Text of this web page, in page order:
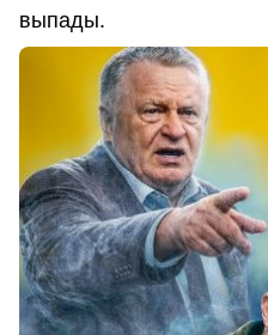
выпады.